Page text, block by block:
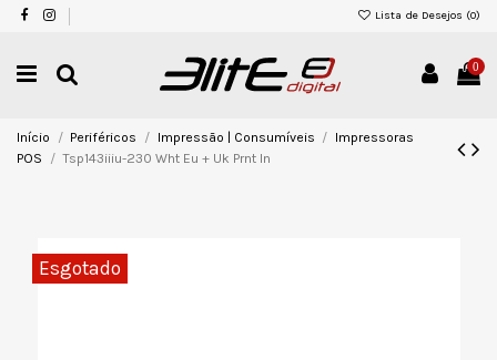
Lista de Desejos (0)
0
Início Periféricos Impressão | Consumíveis
Impressoras
POS
Tsp143iiiu-230 Wht Eu + Uk Prnt In
Esgotado